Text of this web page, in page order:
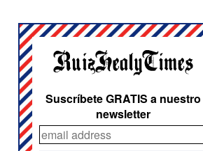
Suscríbete GRATIS a nuestro
newsletter